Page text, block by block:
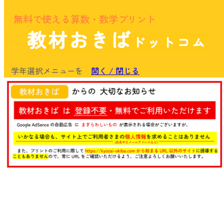
無料で使える算数・数学プリント
教材おきば ドットコム
学年選択メニューを 開く / 閉じる